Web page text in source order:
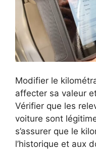
Modifier le
affecter sa valeur
Vérifier que les
voiture sont
s’assurer que le
l’historique et aux